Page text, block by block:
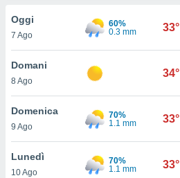
al sito
nostri
ci
di
Oggi
7 Ago
60%
0.3 mm
33°
Domani
8 Ago
34°
Domenica
9 Ago
70%
1.1 mm
33°
Lunedì
10 Ago
70%
1.1 mm
33°